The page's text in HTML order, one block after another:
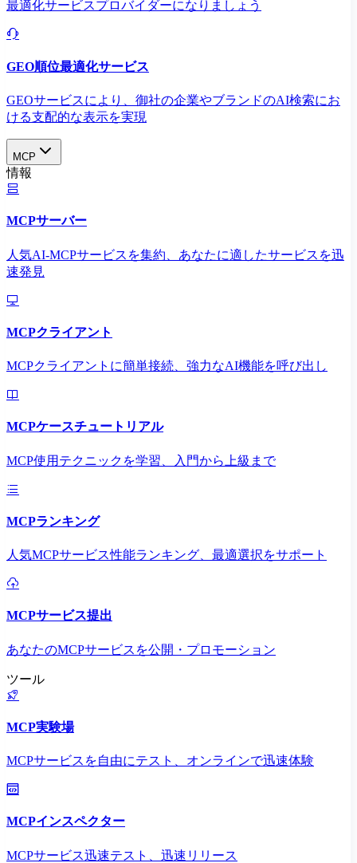
最適化サービスプロバイダーになりましょう
GEO順位最適化サービス
GEOサービスにより、御社の企業やブランドのAI検索にお
ける支配的な表示を実現​
MCP
情報
MCPサーバー
人気AI-MCPサービスを集約、あなたに適したサービスを迅
速発見
MCPクライアント
MCPクライアントに簡単接続、強力なAI機能を呼び出し
MCPケースチュートリアル
MCP使用テクニックを学習、入門から上級まで
MCPランキング
人気MCPサービス性能ランキング、最適選択をサポート
MCPサービス提出
あなたのMCPサービスを公開・プロモーション
ツール
MCP実験場
MCPサービスを自由にテスト、オンラインで迅速体験
MCPインスペクター
MCPサービス迅速テスト、迅速リリース